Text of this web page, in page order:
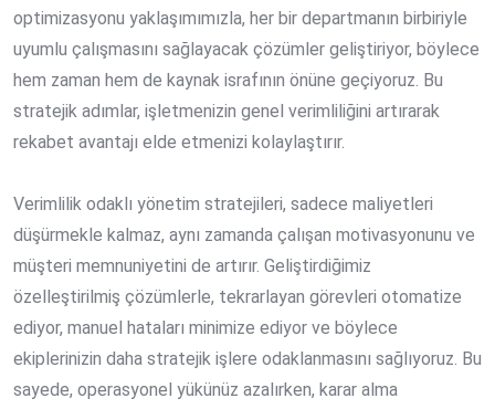
optimizasyonu yaklaşımımızla, her bir departmanın birbiriyle
uyumlu çalışmasını sağlayacak çözümler geliştiriyor, böylece
hem zaman hem de kaynak israfının önüne geçiyoruz. Bu
stratejik adımlar, işletmenizin genel verimliliğini artırarak
rekabet avantajı elde etmenizi kolaylaştırır.
Verimlilik odaklı yönetim stratejileri, sadece maliyetleri
düşürmekle kalmaz, aynı zamanda çalışan motivasyonunu ve
müşteri memnuniyetini de artırır. Geliştirdiğimiz
özelleştirilmiş çözümlerle, tekrarlayan görevleri otomatize
ediyor, manuel hataları minimize ediyor ve böylece
ekiplerinizin daha stratejik işlere odaklanmasını sağlıyoruz. Bu
sayede, operasyonel yükünüz azalırken, karar alma